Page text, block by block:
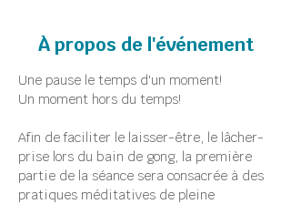
À propos de l'événement
Une pause le temps d'un moment!
Un moment hors du temps!
Afin de faciliter le laisser-être, le lâcher-
prise lors du bain de gong, la première
partie de la séance sera consacrée à des
pratiques méditatives de pleine